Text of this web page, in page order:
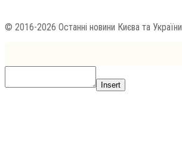
© 2016-2026 Останні новини Києва та України
Insert